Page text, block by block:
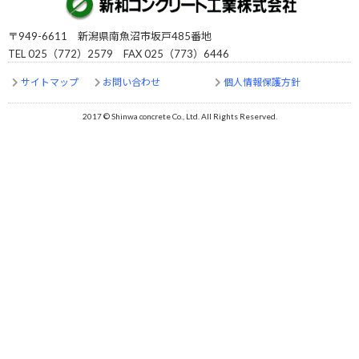
〒949-6611 新潟県南魚沼市坂戸485番地
TEL 025（772）2579 FAX 025（773）6446
2017 © Shinwa concrete Co., Ltd. All Rights Reserved.
サイトマップ お問い合わせ 個人情報保護方針